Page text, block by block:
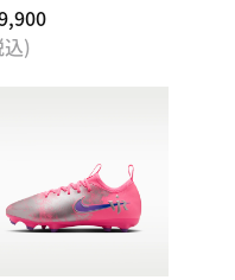
)